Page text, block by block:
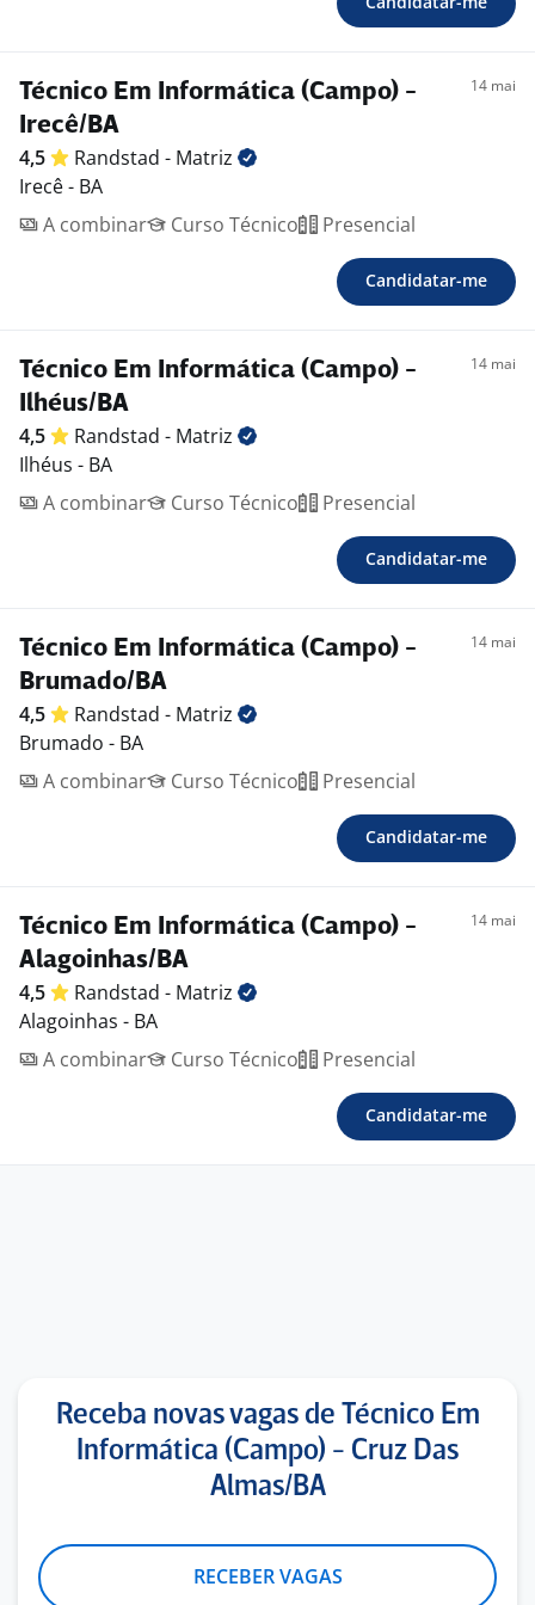
Técnico Em Informática (Campo) -
Irecê/BA
14 mai
4,5 Randstad - Matriz
Irecê - BA
A combinar
Curso Técnico Presencial
Candidatar-me
Técnico Em Informática (Campo) -
Ilhéus/BA
14 mai
4,5 Randstad - Matriz
Ilhéus - BA
A combinar
Curso Técnico Presencial
Candidatar-me
Técnico Em Informática (Campo) -
Brumado/BA
14 mai
4,5 Randstad - Matriz
Brumado - BA
A combinar
Curso Técnico Presencial
Candidatar-me
Técnico Em Informática (Campo) -
Alagoinhas/BA
14 mai
4,5 Randstad - Matriz
Alagoinhas - BA
A combinar
Curso Técnico Presencial
Candidatar-me
Receba novas vagas de Técnico Em
Informática (Campo) - Cruz Das
Almas/BA
RECEBER VAGAS